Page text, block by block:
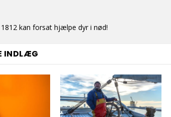
kan forsat hjælpe dyr i nød!
INDLÆG